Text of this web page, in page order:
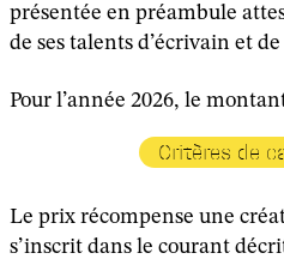
présentée en préambule
de ses talents d’écrivain et
Pour l’année 2026, le
Critères de
Le prix récompense une
s’inscrit dans le courant